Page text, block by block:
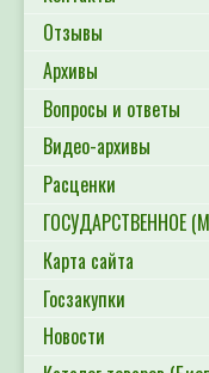
Отзывы
Архивы
Вопросы и ответы
Видео-архивы
Расценки
ГОСУДАРСТВЕННОЕ
Карта сайта
Госзакупки
Новости
Каталог товаров